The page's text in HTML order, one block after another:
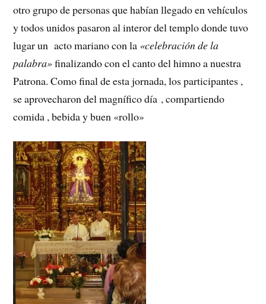
otro grupo de personas que habían llegado en vehículos
y todos unidos pasaron al interor del templo donde tuvo
lugar un acto mariano con la «celebración de la
palabra»finalizando con el canto del himno a nuestra
Patrona. Como final de esta jornada, los participantes ,
se aprovecharon del magnífico día , compartiendo
comida , bebida y buen «rollo»